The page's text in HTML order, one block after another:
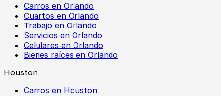
Carros en Orlando
Cuartos en Orlando
Trabajo en Orlando
Servicios en Orlando
Celulares en Orlando
Bienes raíces en Orlando
Houston
Carros en Houston